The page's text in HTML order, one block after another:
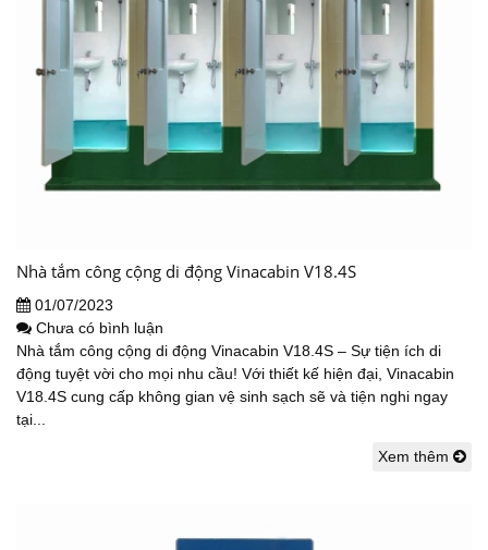
Nhà tắm công cộng di động Vinacabin V18.4S
01/07/2023
Chưa có bình luận
Nhà tắm công cộng di động Vinacabin V18.4S – Sự tiện ích di
động tuyệt vời cho mọi nhu cầu! Với thiết kế hiện đại, Vinacabin
V18.4S cung cấp không gian vệ sinh sạch sẽ và tiện nghi ngay
tại...
Xem thêm